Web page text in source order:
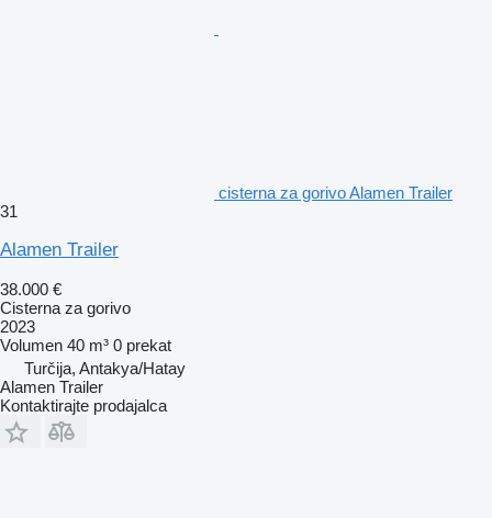
cisterna za gorivo Alamen Trailer
31
Alamen Trailer
38.000 €
Cisterna za gorivo
2023
Volumen 40 m³ 0 prekat
Turčija, Antakya/Hatay
Alamen Trailer
Kontaktirajte prodajalca